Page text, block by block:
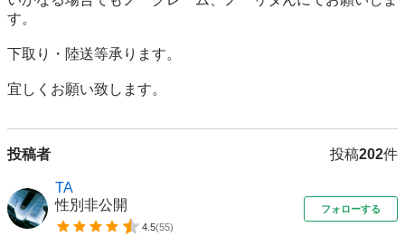
す。
下取り・陸送等承ります。
宜しくお願い致します。
投稿者 投稿202件
TA
性別非公開
4.5(55)
フォローする